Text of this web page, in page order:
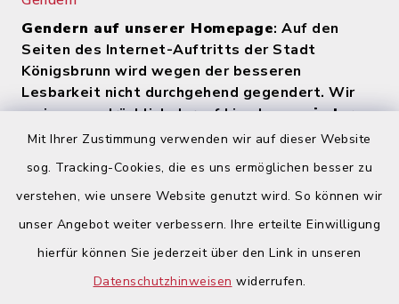
Mit Ihrer Zustimmung verwenden wir auf dieser Website
sog. Tracking-Cookies, die es uns ermöglichen besser zu
verstehen, wie unsere Website genutzt wird. So können wir
unser Angebot weiter verbessern. Ihre erteilte Einwilligung
hierfür können Sie jederzeit über den Link in unseren
Datenschutzhinweisen widerrufen.
Gendern auf unserer Homepage: Auf den
Seiten des Internet-Auftritts der Stadt
Königsbrunn wird wegen der besseren
Lesbarkeit nicht durchgehend gegendert. Wir
weisen ausdrücklich darauf hin, dasszu jeder
Zeit alle Geschlechter (m/w/d) angesprochen
Quicklinks
Begegnungsland Lech-Wertach